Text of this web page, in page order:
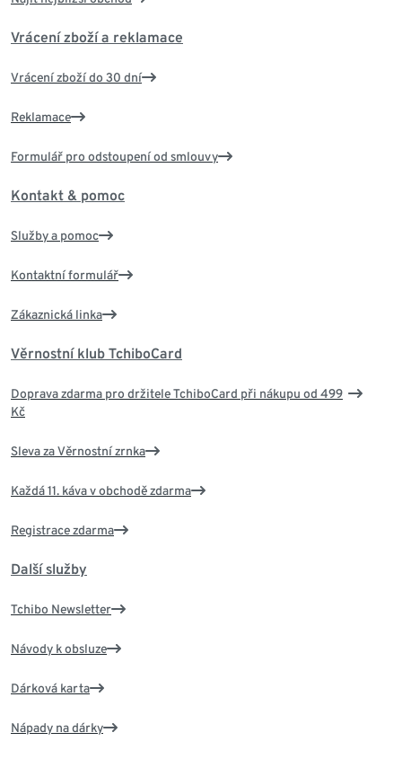
Vrácení zboží a reklamace
Vrácení zboží do 30 dní
Reklamace
Formulář pro odstoupení od smlouvy
Kontakt & pomoc
Služby a pomoc
Kontaktní formulář
Zákaznická linka
Věrnostní klub TchiboCard
Doprava zdarma pro držitele TchiboCard při nákupu od 499
Kč
Sleva za Věrnostní zrnka
Každá 11. káva v obchodě zdarma
Registrace zdarma
Další služby
Tchibo Newsletter
Návody k obsluze
Dárková karta
Nápady na dárky